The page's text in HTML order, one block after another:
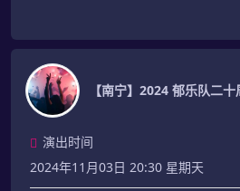
【南宁】2024 郁乐队二
演出时间
2024年11月03日 20:30 星期天